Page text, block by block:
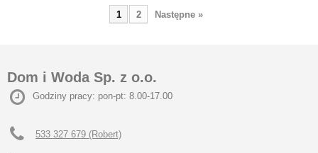
1 2 Następne »
Dom i Woda Sp. z o.o.
Godziny pracy: pon-pt: 8.00-17.00
533 327 679 (Robert)